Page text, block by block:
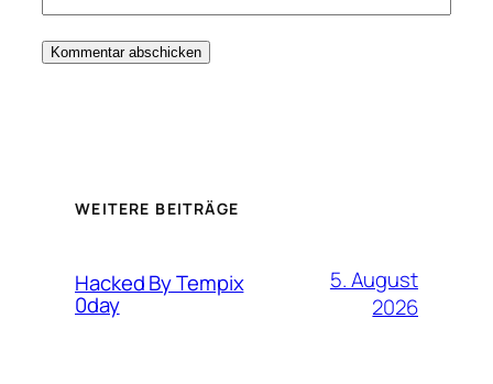
WEITERE BEITRÄGE
Hacked By Tempix
0day
5. August
2026